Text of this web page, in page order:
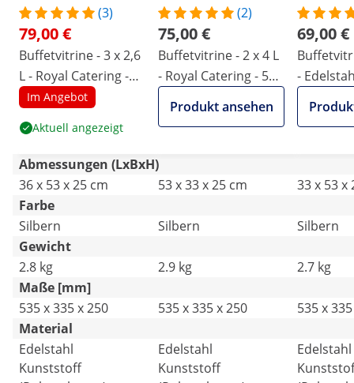
(3)
79,00 €
Buffetvitrine - 3 x 2,6
L - Royal Catering -
535 x 335 x 250 mm
Im Angebot
Aktuell angezeigt
(2)
75,00 €
Buffetvitrine - 2 x 4 L
- Royal Catering - 535
Produkt ansehen
69,00 €
-
Catering
Abmessungen (LxBxH)
36 x 53 x 25 cm
53 x 33 x 25 cm
33 x 53 x
Farbe
Silbern
Silbern
Silbern
Gewicht
2.8 kg
2.9 kg
2.7 kg
Maße [mm]
535 x 335 x 250
535 x 335 x 250
535 x
Material
Edelstahl
Kunststoff
Edelstahl
Kunststoff
Edelstahl